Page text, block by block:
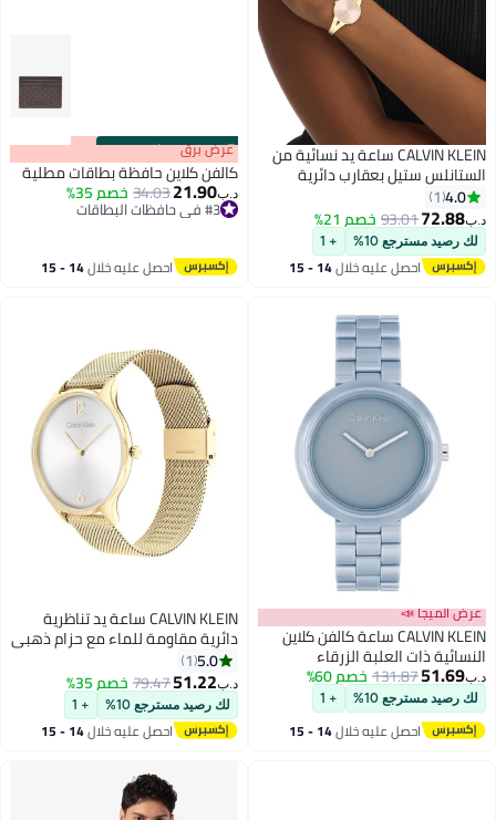
CALVIN KLEIN ساعة يد نسائية من
الستانلس ستيل بعقارب دائرية
الشكل 25100027 - 30 ملم
4.0
1
د.ب‏72.88
93.01خصم 21%
لك رصيد مسترجع 10% + 1
احصل عليه خلال 14 - 15
00m:00s
·باقي 100% عرض برق
كالفن كلاين حافظة بطاقات مطلية
د.ب‏21.90
34.03خصم 35%
#3 في حافظات البطاقات
احصل عليه خلال 14 - 15
عرض الميجا 📣
CALVIN KLEIN ساعة كالفن كلاين
النسائية ذات العلبة الزرقاء
التناظرية المستديرة - 25100074
د.ب‏51.69
131.87خصم 60%
لك رصيد مسترجع 10% + 1
احصل عليه خلال 14 - 15
CALVIN KLEIN ساعة يد تناظرية
دائرية مقاومة للماء مع حزام ذهبي
25200003
5.0
1
د.ب‏51.22
79.47خصم 35%
لك رصيد مسترجع 10% + 1
احصل عليه خلال 14 - 15